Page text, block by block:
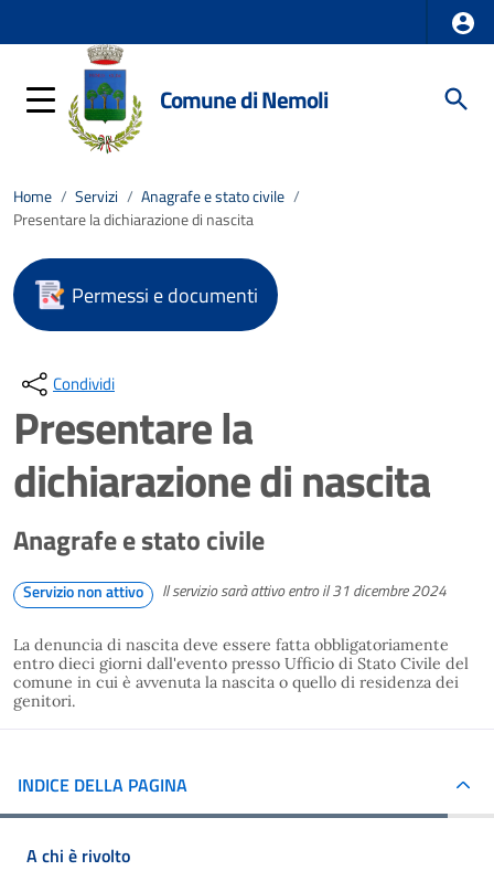
Comune di Nemoli
Home / Servizi / Anagrafe e stato civile /
Presentare la dichiarazione di nascita
Permessi e documenti
Condividi
Presentare la
dichiarazione di nascita
Anagrafe e stato civile
Servizio non attivo Il servizio sarà attivo entro il 31 dicembre 2024
La denuncia di nascita deve essere fatta obbligatoriamente
entro dieci giorni dall'evento presso Ufficio di Stato Civile del
comune in cui è avvenuta la nascita o quello di residenza dei
genitori.
INDICE DELLA PAGINA
A chi è rivolto